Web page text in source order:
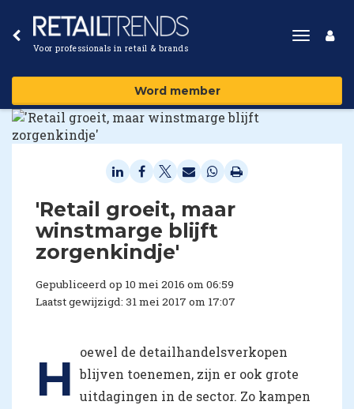
Voor professionals in retail & brands
Toggle
Word member
​'Retail groeit, maar
winstmarge blijft
zorgenkindje'
Gepubliceerd op 10 mei 2016 om 06:59
Laatst gewijzigd: 31 mei 2017 om 17:07
H
oewel de detailhandelsverkopen
blijven toenemen, zijn er ook grote
uitdagingen in de sector. Zo kampen